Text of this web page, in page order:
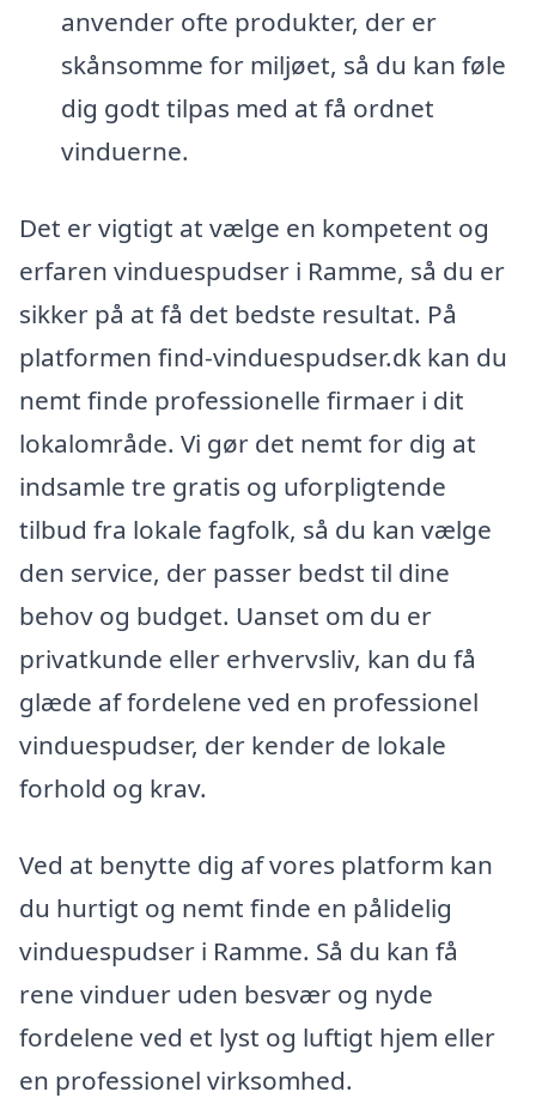
anvender ofte produkter, der er
skånsomme for miljøet, så du kan føle
dig godt tilpas med at få ordnet
vinduerne.
Det er vigtigt at vælge en kompetent og
erfaren vinduespudser i Ramme, så du er
sikker på at få det bedste resultat. På
platformen find-vinduespudser.dk kan du
nemt finde professionelle firmaer i dit
lokalområde. Vi gør det nemt for dig at
indsamle tre gratis og uforpligtende
tilbud fra lokale fagfolk, så du kan vælge
den service, der passer bedst til dine
behov og budget. Uanset om du er
privatkunde eller erhvervsliv, kan du få
glæde af fordelene ved en professionel
vinduespudser, der kender de lokale
forhold og krav.
Ved at benytte dig af vores platform kan
du hurtigt og nemt finde en pålidelig
vinduespudser i Ramme. Så du kan få
rene vinduer uden besvær og nyde
fordelene ved et lyst og luftigt hjem eller
en professionel virksomhed.